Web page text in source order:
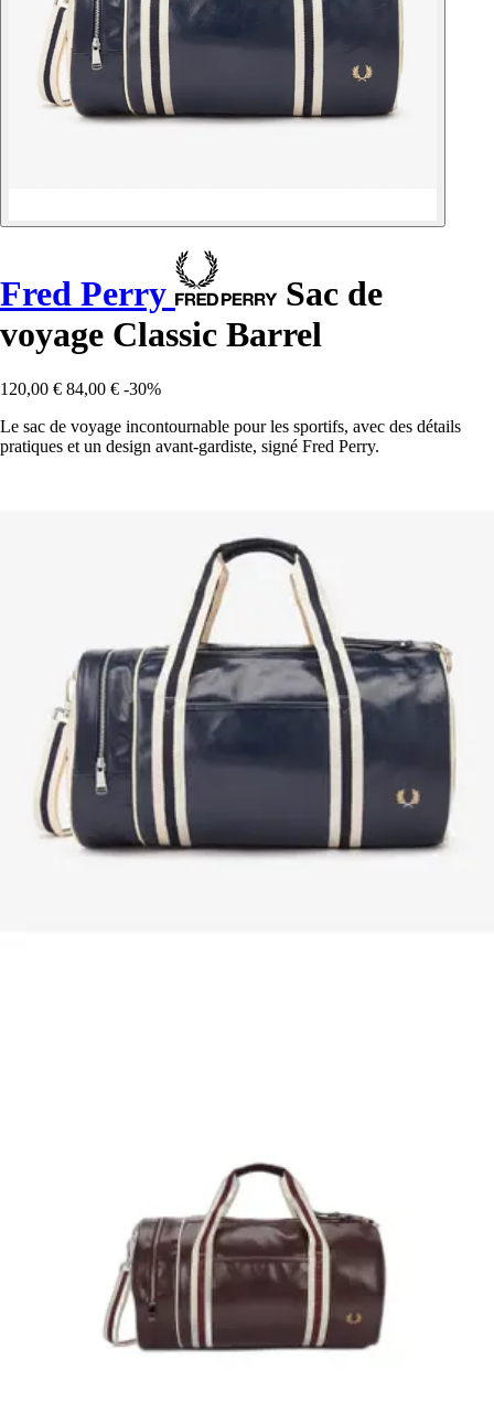
Fred Perry
Sac de
voyage Classic Barrel
120,00 € 84,00 € -30%
Le sac de voyage incontournable pour les sportifs, avec des détails
pratiques et un design avant-gardiste, signé Fred Perry.